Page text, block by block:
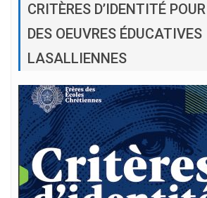
CRITÈRES D’IDENTITÉ
DES OEUVRES ÉDUCATIVES
LASALLIENNES